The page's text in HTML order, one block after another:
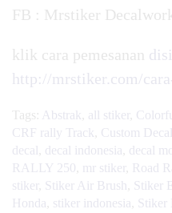
FB : Mrstiker
klik cara pemesanan
http://mrstiker.com/
Tags: Abstrak all stiker
CRF rally Track
Custom Decal
decal
decal indonesia decal
RALLY 250
mr stiker Road
stiker
Stiker Air Brush Stiker
Honda stiker indonesia Stiker